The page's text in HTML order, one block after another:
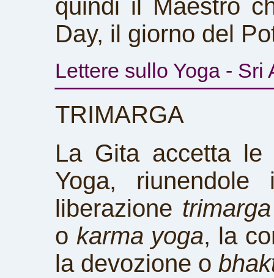
quindi il Maestro
Day, il giorno del
Lettere sullo Yoga - Sri
TRIMARGA
La Gita accetta le
Yoga,
liberazione trimarga
o karma yoga, la
la devozione o